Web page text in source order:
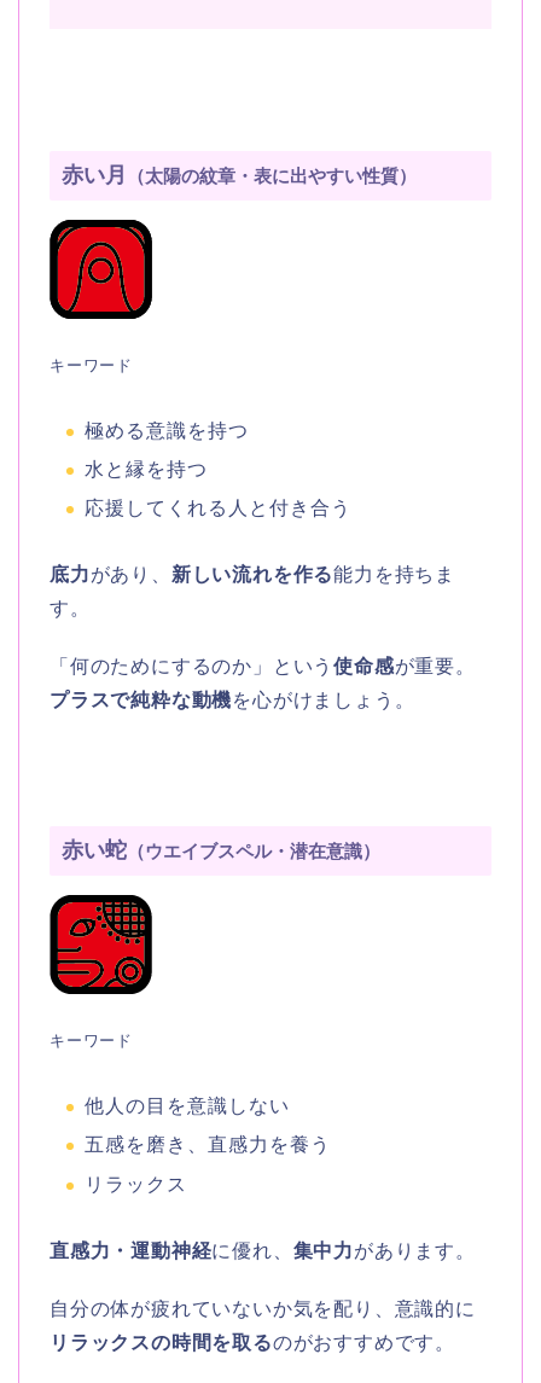
赤い月 （太陽の紋章・表に出やすい性質）
キーワード
極める意識を持つ
水と縁を持つ
応援してくれる人と付き合う
底力があり、 新しい流れを作る能力を持ちま
す。
「何のためにするのか」という使命感が重要。
プラスで純粋な動機を心がけましょう。
赤い蛇 （ウエイブスペル・潜在意識）
キーワード
他人の目を意識しない
五感を磨き、直感力を養う
リラックス
直感力・運動神経に優れ、 集中力があります。
自分の体が疲れていないか気を配り、意識的に
リラックスの時間を取るのがおすすめです。